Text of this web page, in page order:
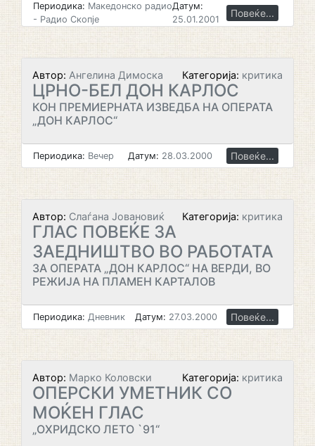
Периодика: Македонско радио
- Радио Скопје
Датум:
25.01.2001
Повеќе...
Автор: Ангелина Димоска Категорија: критика
ЦРНО-БЕЛ ДОН КАРЛОС
КОН ПРЕМИЕРНАТА ИЗВЕДБА НА ОПЕРАТА
„ДОН КАРЛОС“
Периодика: Вечер Датум: 28.03.2000 Повеќе...
Автор: Слаѓана Јовановиќ Категорија: критика
ГЛАС ПОВЕЌЕ ЗА
ЗАЕДНИШТВО ВО РАБОТАТА
ЗА ОПЕРАТА „ДОН КАРЛОС“ НА ВЕРДИ, ВО
РЕЖИЈА НА ПЛАМЕН КАРТАЛОВ
Периодика: Дневник Датум: 27.03.2000 Повеќе...
Автор: Марко Коловски Категорија: критика
ОПЕРСКИ УМЕТНИК СО
МОЌЕН ГЛАС
„ОХРИДСКО ЛЕТО `91“